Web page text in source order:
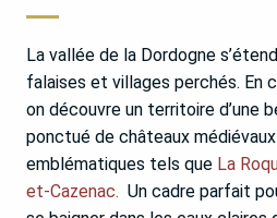
La vallée de la Dordogne
falaises et villages perchés. En
on découvre un territoire d’une
ponctué de châteaux
emblématiques tels que La
et-Cazenac. Un cadre parfait